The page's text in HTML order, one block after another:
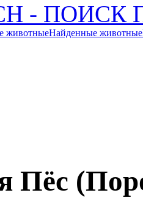
-
животныеНайденные животные
Пёс